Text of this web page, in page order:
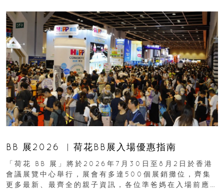
BB 展2026 ︳荷花BB展入場優惠指南
「荷花 BB 展」將於2026年7月30日至8月2日於香港
會議展覽中心舉行，展會有多達500個展銷攤位，齊集
更多最新、最齊全的親子資訊，各位準爸媽在入場前應